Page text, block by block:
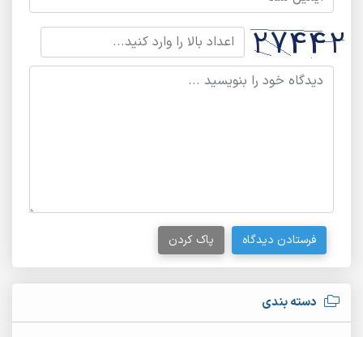
دسته بندی
فرستادن دیدگاه پاک کردن